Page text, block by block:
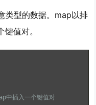
类型的数据。map以排
值对。
中插入一个键值对